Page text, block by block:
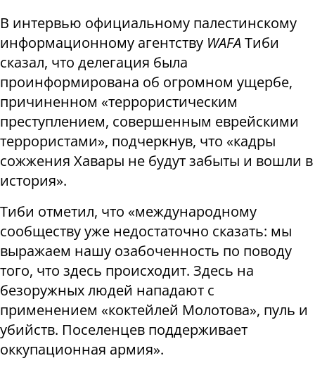
В интервью официальному палестинскому
информационному агентству WAFAТиби
сказал, что делегация была
проинформирована об огромном ущербе,
причиненном «террористическим
преступлением, совершенным еврейскими
террористами», подчеркнув, что «кадры
сожжения Хавары не будут забыты и вошли в
история».
Тиби отметил, что «международному
сообществу уже недостаточно сказать: мы
выражаем нашу озабоченность по поводу
того, что здесь происходит. Здесь на
безоружных людей нападают с
применением «коктейлей Молотова», пуль и
убийств. Поселенцев поддерживает
оккупационная армия».